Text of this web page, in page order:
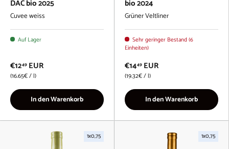
DAC bio 2025
Cuvee weiss
Auf Lager
€1249 EUR
Grundpreis
16.65€/l
In den Warenkorb
bio 2024
Grüner Veltliner
Sehr geringer Bestand (6
Einheiten)
€1449 EUR
Grundpreis
19.32€/l
In den Warenkorb
1x0,75 1x0,75